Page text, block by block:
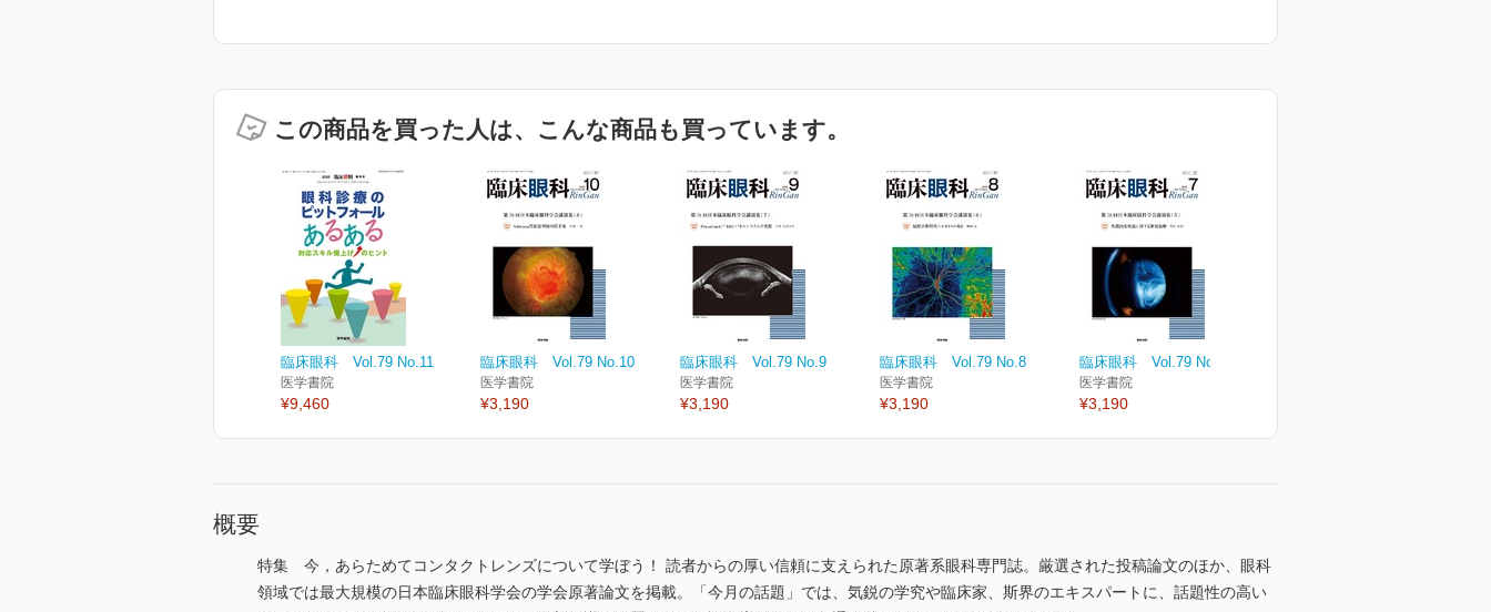
この商品を買った人は、こんな商品も買っています。
臨床眼科 Vol.79 No.11
医学書院
¥9,460
臨床眼科 Vol.79 No.10
医学書院
¥3,190
臨床眼科 Vol.79 No.9
医学書院
¥3,190
臨床眼科 Vol.79 No.8
医学書院
¥3,190
臨床眼科 Vol.79 No.7
医学書院
¥3,190
概要
特集 今，あらためてコンタクトレンズについて学ぼう！ 読者からの厚い信頼に支えられた原著系眼科専門誌。厳選された投稿論文のほか、眼科
領域では最大規模の日本臨床眼科学会の学会原著論文を掲載。「今月の話題」では、気鋭の学究や臨床家、斯界のエキスパートに、話題性の高い